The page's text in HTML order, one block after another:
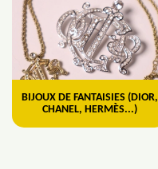
BIJOUX DE FANTAISIES (DIOR,
CHANEL, HERMÈS...)